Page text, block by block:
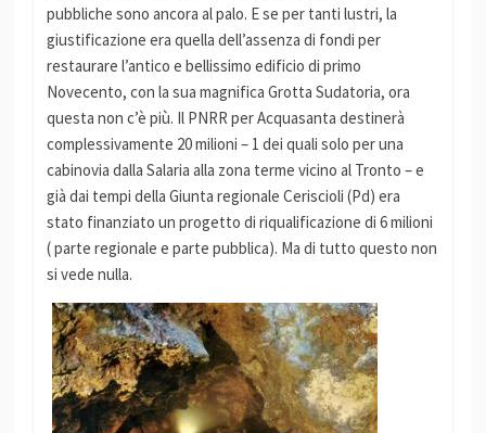
pubbliche sono ancora al palo. E se per tanti lustri, la
giustificazione era quella dell’assenza di fondi per
restaurare l’antico e bellissimo edificio di primo
Novecento, con la sua magnifica Grotta Sudatoria, ora
questa non c’è più. Il PNRR per Acquasanta destinerà
complessivamente 20 milioni – 1 dei quali solo per una
cabinovia dalla Salaria alla zona terme vicino al Tronto – e
già dai tempi della Giunta regionale Ceriscioli (Pd) era
stato finanziato un progetto di riqualificazione di 6 milioni
( parte regionale e parte pubblica). Ma di tutto questo non
si vede nulla.